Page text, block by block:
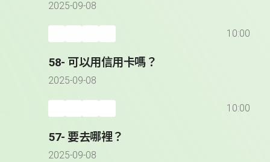
2025-09-08
10:00
58- 可以用信用卡嗎？
2025-09-08
10:00
57- 要去哪裡？
2025-09-08